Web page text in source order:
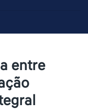
entre